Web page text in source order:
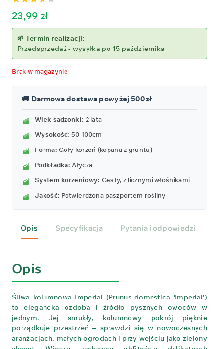
4.27out
of 5
23,99 zł
🌱 Termin realizacji:
Przedsprzedaż - wysyłka po 15 października
Brak w magazynie
🚚 Darmowa dostawa powyżej 500zł
Wiek sadzonki: 2 lata
Wysokość: 50-100cm
Forma: Goły korzeń (kopana z gruntu)
Podkładka: Ałycza
System korzeniowy: Gęsty, z licznymi włośnikami
Jakość: Potwierdzona paszportem rośliny
Opis Specyfikacja Pytania i odpowiedzi
Opis
Śliwa kolumnowa Imperial (Prunus domestica ‘Imperial’)
to elegancka ozdoba i źródło pysznych owoców w
jednym. Jej smukły, kolumnowy pokrój pięknie
porządkuje przestrzeń – sprawdzi się w nowoczesnych
aranżacjach, małych ogrodach i przy wejściu jako zielony